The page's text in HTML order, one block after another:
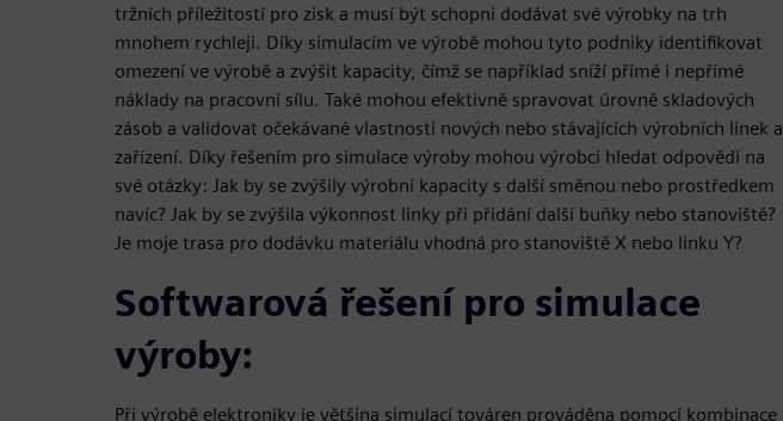
tržních příležitostí pro zisk a musí být schopni dodávat své výrobky na trh
mnohem rychleji. Díky simulacím ve výrobě mohou tyto podniky identifikovat
omezení ve výrobě a zvýšit kapacity, čímž se například sníží přímé i nepřímé
náklady na pracovní sílu. Také mohou efektivně spravovat úrovně skladových
zásob a validovat očekávané vlastnosti nových nebo stávajících výrobních linek a
zařízení. Díky řešením pro simulace výroby mohou výrobci hledat odpovědi na
své otázky: Jak by se zvýšily výrobní kapacity s další směnou nebo prostředkem
navíc? Jak by se zvýšila výkonnost linky při přidání další buňky nebo stanoviště?
Je moje trasa pro dodávku materiálu vhodná pro stanoviště X nebo linku Y?
Softwarová řešení pro simulace
výroby:
Při výrobě elektroniky je většina simulací továren prováděna pomocí kombinace